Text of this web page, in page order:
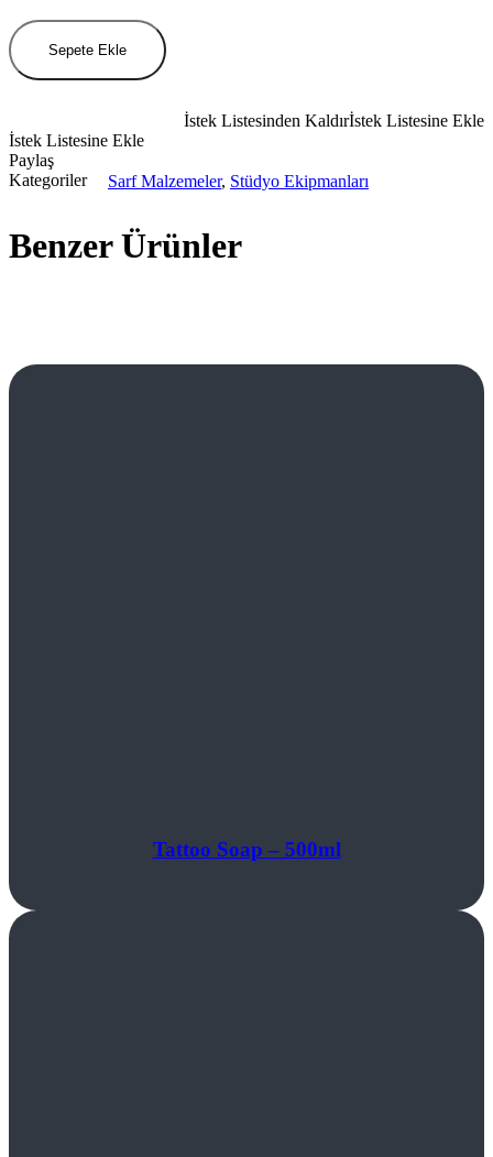
Transfer
Kağıdı
200
Adet
Sepete Ekle
İstek Listesine Ekle
İstek Listesinden Kaldır
İstek Listesine Ekle
Paylaş
Kategoriler
Sarf Malzemeler, Stüdyo Ekipmanları
Benzer Ürünler
Tattoo Soap – 500ml